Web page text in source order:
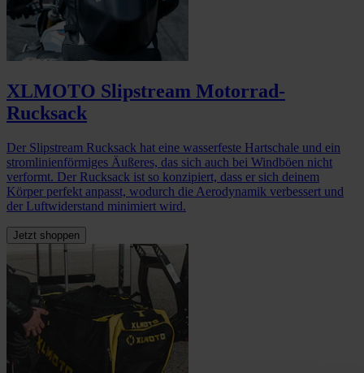
XLMOTO Slipstream Motorrad-
Rucksack
Der Slipstream Rucksack hat eine wasserfeste Hartschale und ein
stromlinienförmiges Äußeres, das sich auch bei Windböen nicht
verformt. Der Rucksack ist so konzipiert, dass er sich deinem
Körper perfekt anpasst, wodurch die Aerodynamik verbessert und
der Luftwiderstand minimiert wird.
Jetzt shoppen